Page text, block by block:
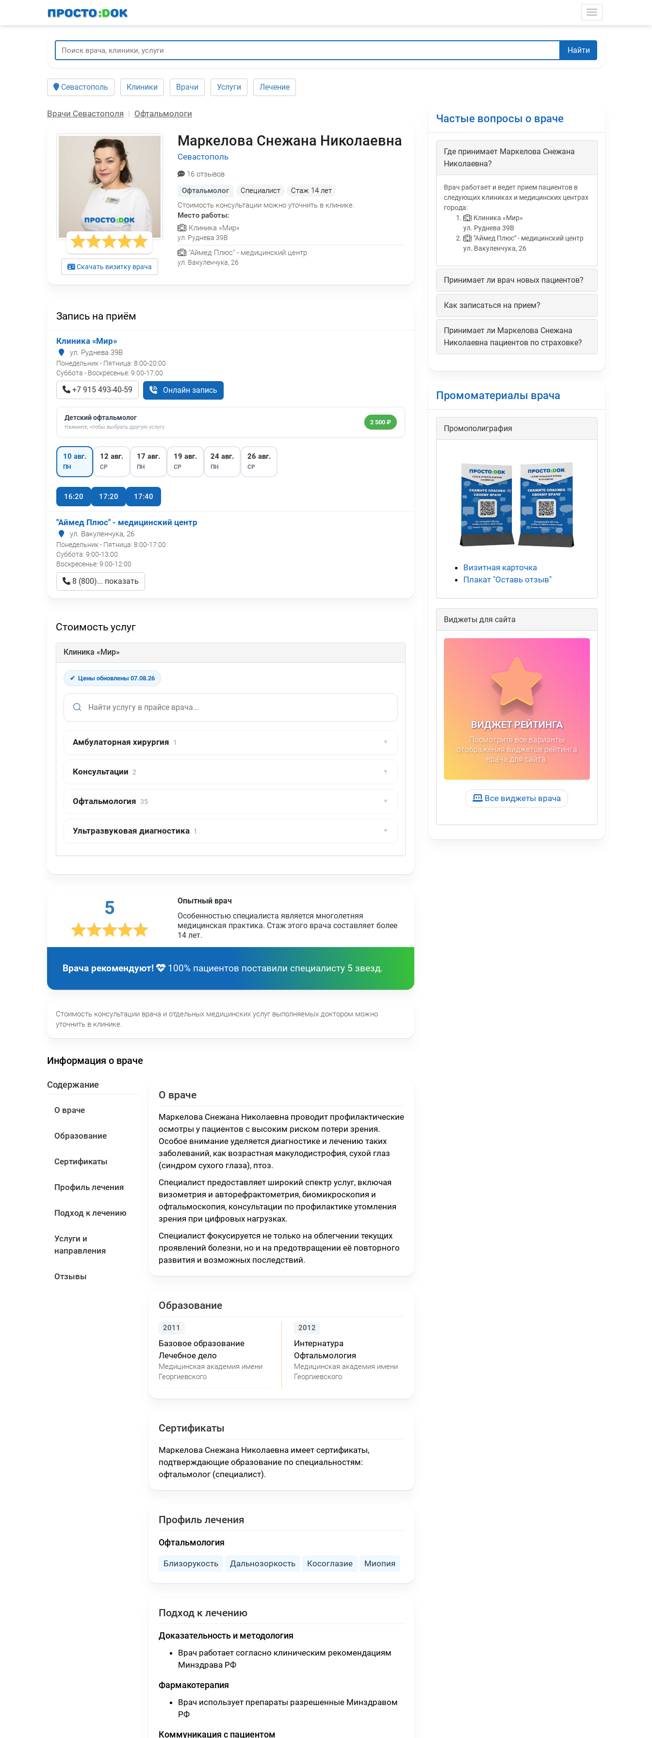
Toggle
Найти
Севастополь Клиники Врачи Услуги Лечение
Врачи Севастополя Офтальмологи
Скачать визитку врача
Маркелова Снежана Николаевна
Севастополь
16 отзывов
Офтальмолог
Специалист Стаж 14 лет
Стоимость консультации можно уточнить в клинике.
Место работы:
Клиника «Мир»
ул. Руднева 39В
"Аймед Плюс" - медицинский центр
ул. Вакуленчука, 26
Запись на приём
Клиника «Мир»
ул. Руднева 39В
Понедельник - Пятница: 8:00-20:00
Суббота - Воскресенье: 9:00-17:00
+7 915 493-40-59 Онлайн запись
Детский офтальмолог
Нажмите, чтобы выбрать другую услугу
2 500 ₽
10 авг.
ПН
12 авг.
СР
17 авг.
ПН
19 авг.
СР
24 авг.
ПН
26 авг.
СР
16:20 17:20 17:40
"Аймед Плюс" - медицинский центр
ул. Вакуленчука, 26
Понедельник - Пятница: 8:00-17:00
Суббота: 9:00-13:00
Воскресенье: 9:00-12:00
8 (800)... показать
Стоимость услуг
Клиника «Мир»
✔ Цены обновлены 07.08.26
Амбулаторная хирургия 1 ▼
Консультации 2 ▼
Офтальмология 35 ▼
Ультразвуковая диагностика 1 ▼
5
Опытный врач
Особенностью специалиста является многолетняя
медицинская практика. Стаж этого врача составляет более
14 лет.
Врача рекомендуют! 100% пациентов поставили специалисту 5 звезд.
Стоимость консультации врача и отдельных медицинских услуг выполняемых доктором можно
уточнить в клинике.
Информация о враче
Содержание
О враче
Образование
Сертификаты
Профиль лечения
Подход к лечению
Услуги и
направления
Отзывы
О враче
Маркелова Снежана Николаевна проводит профилактические
осмотры у пациентов с высоким риском потери зрения.
Особое внимание уделяется диагностике и лечению таких
заболеваний, как возрастная макулодистрофия, сухой глаз
(синдром сухого глаза), птоз.
Специалист предоставляет широкий спектр услуг, включая
визометрия и авторефрактометрия, биомикроскопия и
офтальмоскопия, консультации по профилактике утомления
зрения при цифровых нагрузках.
Специалист фокусируется не только на облегчении текущих
проявлений болезни, но и на предотвращении её повторного
развития и возможных последствий.
Образование
2011
Базовое образование
Лечебное дело
Медицинская академия имени
Георгиевского
2012
Интернатура
Офтальмология
Медицинская академия имени
Георгиевского
Сертификаты
Маркелова Снежана Николаевна имеет сертификаты,
подтверждающие образование по специальностям:
офтальмолог (специалист).
Профиль лечения
Офтальмология
Близорукость Дальнозоркость Косоглазие Миопия
Подход к лечению
Доказательность и методология
Врач работает согласно клиническим рекомендациям
Минздрава РФ
Фармакотерапия
Врач использует препараты разрешенные Минздравом
РФ
Коммуникация с пациентом
Частые вопросы о враче
Где принимает Маркелова Снежана
Николаевна?
Врач работает и ведет прием пациентов в
следующих клиниках и медицинских центрах
города:
Клиника «Мир»
ул. Руднева 39В
"Аймед Плюс" - медицинский центр
ул. Вакуленчука, 26
Принимает ли врач новых пациентов?
Как записаться на прием?
Принимает ли Маркелова Снежана
Николаевна пациентов по страховке?
Промоматериалы врача
Промополиграфия
Визитная карточка
Плакат "Оставь отзыв"
Виджеты для сайта
ВИДЖЕТ РЕЙТИНГА
Посмотрите все варианты
отображения виджетов рейтинга
врача для сайта.
Все виджеты врача